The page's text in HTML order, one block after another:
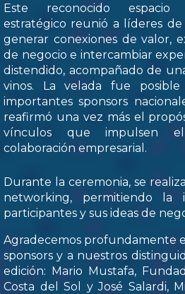
Este reconocido espacio
estratégico reunió a líderes de
generar conexiones de valor,
de negocio e intercambiar
distendido, acompañado de
vinos. La velada fue
importantes sponsors
reafirmó una vez más el
vínculos que impulsen
colaboración empresarial.
Durante la ceremonia, se
networking, permitiendo la
participantes y sus ideas de
Agradecemos profundamente
sponsors y a nuestros
edición: Mario Mustafa,
Costa del Sol y José Salardi,